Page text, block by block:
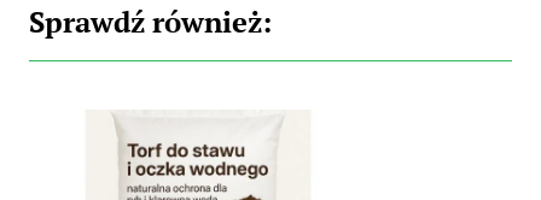
Sprawdź również: